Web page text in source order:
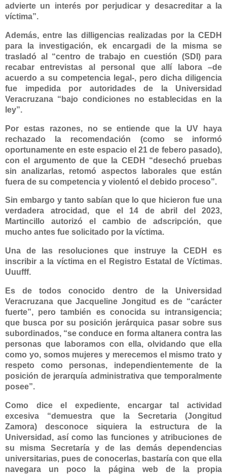
advierte un interés por perjudicar y desacreditar a la
víctima”.
Además, entre las dilligencias realizadas por la CEDH
para la investigación, ek encargadi de la misma se
trasladó al “centro de trabajo en cuestión (SDI) para
recabar entrevistas al personal que allí labora –de
acuerdo a su competencia legal-, pero dicha diligencia
fue impedida por autoridades de la Universidad
Veracruzana “bajo condiciones no establecidas en la
ley”.
Por estas razones, no se entiende que la UV haya
rechazado la recomendación (como se informó
oportunamente en este espacio el 21 de febero pasado),
con el argumento de que la CEDH “desechó pruebas
sin analizarlas, retomó aspectos laborales que están
fuera de su competencia y violentó el debido proceso”.
Sin embargo y tanto sabían que lo que hicieron fue una
verdadera atrocidad, que el 14 de abril del 2023,
Martincillo autorizó el cambio de adscripción, que
mucho antes fue solicitado por la víctima.
Una de las resoluciones que instruye la CEDH es
inscribir a la víctima en el Registro Estatal de Víctimas.
Uuufff.
Es de todos conocido dentro de la Universidad
Veracruzana queJacqueline Jongitud
es de “carácter
fuerte”, pero también es conocida su intransigencia;
que busca por su posición jerárquica pasar sobre sus
subordinados, “se conduce en forma altanera contra las
personas que laboramos con ella, olvidando que ella
como yo, somos mujeres y merecemos el mismo trato y
respeto como personas, independientemente de la
posición de jerarquía administrativa que temporalmente
posee”.
Como dice el expediente, encargar tal actividad
excesiva “demuestra que la Secretaria (Jongitud
Zamora) desconoce siquiera la estructura de la
Universidad, así como las funciones y atribuciones de
su misma Secretaría y de las demás dependencias
universitarias, pues de conocerlas, bastaría con que ella
navegara un poco la página web de la propia